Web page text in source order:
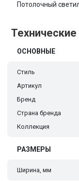
Потолочный
Технические
ОСНОВНЫЕ
Стиль
Артикул
Бренд
Страна бренда
Коллекция
РАЗМЕРЫ
Ширина, мм